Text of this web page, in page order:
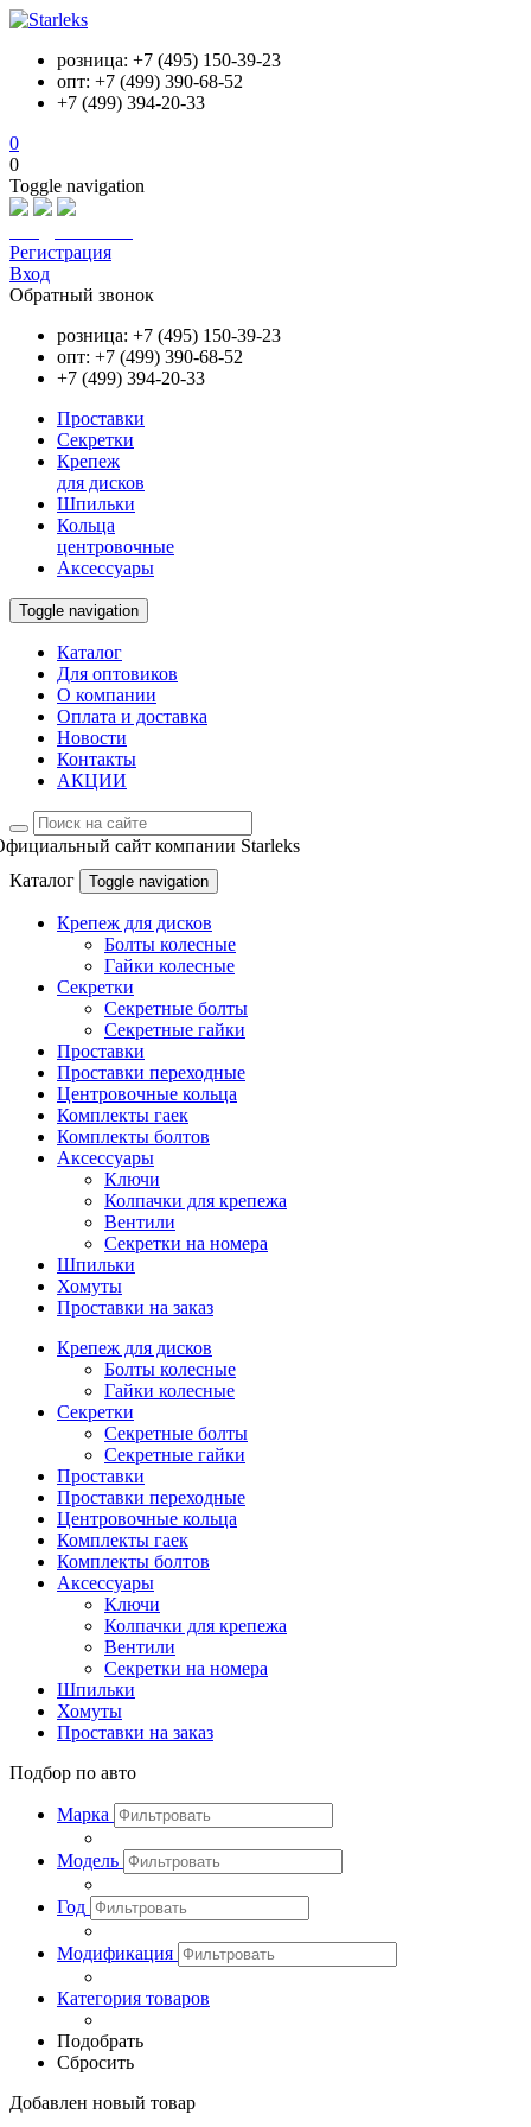
розница: +7 (495) 150-39-23
опт: +7 (499) 390-68-52
+7 (499) 394-20-33
0
0
Toggle navigation
Регистрация
Вход
Обратный звонок
розница: +7 (495) 150-39-23
опт: +7 (499) 390-68-52
+7 (499) 394-20-33
Проставки
Секретки
Крепеж
для дисков
Шпильки
Кольца
центровочные
Аксессуары
Toggle navigation
Каталог
Для оптовиков
О компании
Оплата и доставка
Новости
Контакты
АКЦИИ
сайт компании Starleks
Каталог
Toggle navigation
Крепеж для дисков
Болты колесные
Гайки колесные
Секретки
Секретные болты
Секретные гайки
Проставки
Проставки переходные
Центровочные кольца
Комплекты гаек
Комплекты болтов
Аксессуары
Ключи
Колпачки для крепежа
Вентили
Секретки на номера
Шпильки
Хомуты
Проставки на заказ
Крепеж для дисков
Болты колесные
Гайки колесные
Секретки
Секретные болты
Секретные гайки
Проставки
Проставки переходные
Центровочные кольца
Комплекты гаек
Комплекты болтов
Аксессуары
Ключи
Колпачки для крепежа
Вентили
Секретки на номера
Шпильки
Хомуты
Проставки на заказ
Подбор по авто
Марка
Модель
Год
Модификация
Категория товаров
Подобрать
Сбросить
Добавлен новый товар